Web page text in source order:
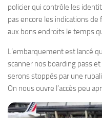
policier qui contrôle les
pas encore les indications de
aux bons endroits le temps
L’embarquement est lancé
scanner nos boarding pass
serons stoppés par une
On nous ouvre l’accès peu